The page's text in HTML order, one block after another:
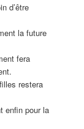
d’être
la future
fera
restera
enfin pour la